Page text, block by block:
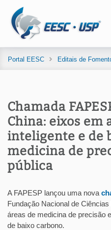
Portal EESC Editais de
Chamada
China: eixos
inteligente e de
medicina de
pública
A FAPESP lançou uma nova
Fundação Nacional de
áreas de medicina de precisão
de baixo carbono.